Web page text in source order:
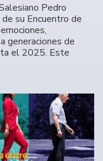
Pedro
su Encuentro de
generaciones de
el 2025. Este